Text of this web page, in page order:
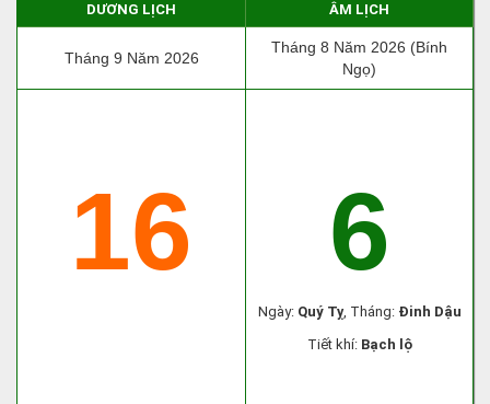
DƯƠNG LỊCH ÂM LỊCH
Tháng 9 Năm 2026
Tháng 8 Năm 2026 (Bính
Ngọ)
16 6
Ngày: Quý Tỵ, Tháng: Đinh Dậu
Tiết khí: Bạch lộ